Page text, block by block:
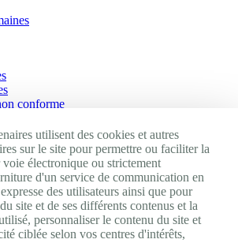
conforme
utilisent des cookies et autres
sur le site pour permettre ou faciliter la
électronique ou strictement
d'un service de communication en
des utilisateurs ainsi que pour
site et de ses différents contenus et la
personnaliser le contenu du site et
ciblée selon vos centres d'intérêts,